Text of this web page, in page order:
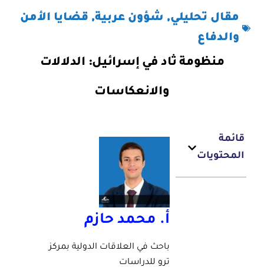
مقال تحليلي,شؤون عربية,قضايا الأمن
والدفاع
منظومة ثاد في إسرائيل: الدلالات
والانعكاسات
أ. محمد حازم
باحث في العلاقات الدولية بمركز
ترو للدراسات